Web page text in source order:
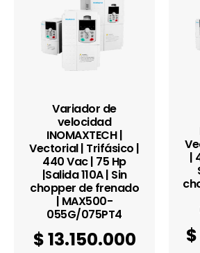
Variador de
velocidad
INOMAXTECH |
Vectorial | Trifásico |
440 Vac | 75 Hp
|Salida 110A | Sin
chopper de frenado
| MAX500-
055G/075PT4
$13.150.000
|
$